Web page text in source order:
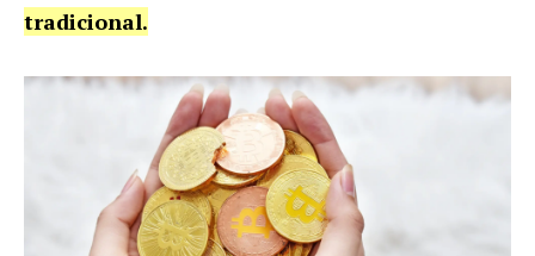
tradicional.